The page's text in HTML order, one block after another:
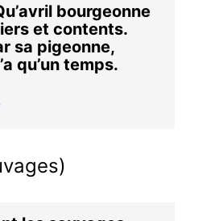
bourgeonne
et contents.
sa pigeonne,
qu’un temps.